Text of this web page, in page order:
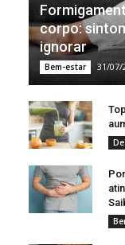
corpo:
ignorar
Bem-estar 31/07/